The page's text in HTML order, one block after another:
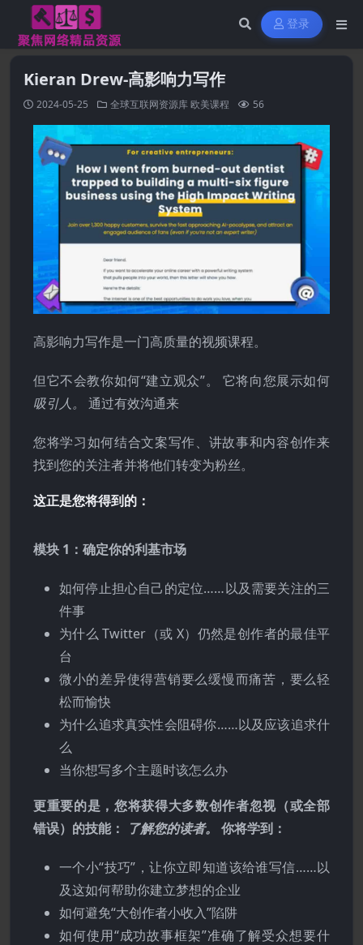
登录
Kieran Drew-高影响力写作
2024-05-25 全球互联网资源库欧美课程 56
高影响力写作是一门高质量的视频课程。
但它不会教你如何“建立观众”。 它将向您展示如何
吸引人。 通过有效沟通来
您将学习如何结合文案写作、讲故事和内容创作来
找到您的关注者并将他们转变为粉丝。
这正是您将得到的：
模块 1：确定你的利基市场
如何停止担心自己的定位……以及需要关注的三
件事
为什么 Twitter（或 X）仍然是创作者的最佳平
台
微小的差异使得营销要么缓慢而痛苦，要么轻
松而愉快
为什么追求真实性会阻碍你……以及应该追求什
么
当你想写多个主题时该怎么办
更重要的是，您将获得大多数创作者忽视（或全部
错误）的技能：
了解您的读者。 你将学到：
一个小“技巧”​​，让你立即知道该给谁写信……以
及这如何帮助你建立梦想的企业
如何避免“大创作者小收入”陷阱
如何使用“成功故事框架”准确了解受众想要什